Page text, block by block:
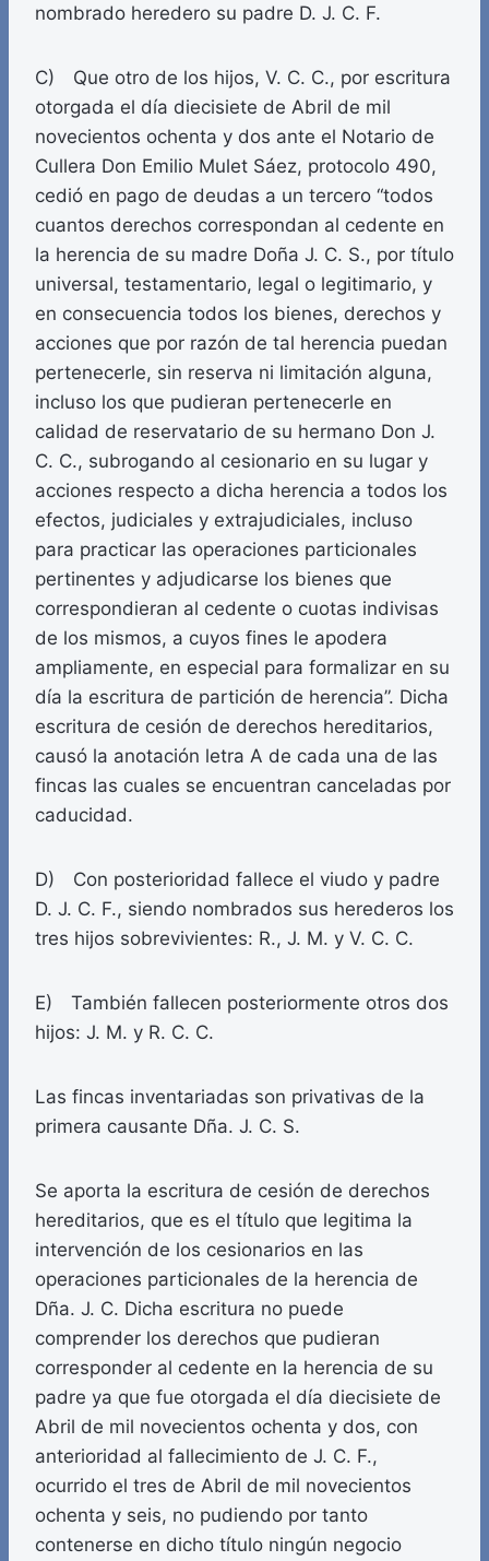
nombrado heredero su padre D. J. C. F.
C) Que otro de los hijos, V. C. C., por escritura
otorgada el día diecisiete de Abril de mil
novecientos ochenta y dos ante el Notario de
Cullera Don Emilio Mulet Sáez, protocolo 490,
cedió en pago de deudas a un tercero “todos
cuantos derechos correspondan al cedente en
la herencia de su madre Doña J. C. S., por título
universal, testamentario, legal o legitimario, y
en consecuencia todos los bienes, derechos y
acciones que por razón de tal herencia puedan
pertenecerle, sin reserva ni limitación alguna,
incluso los que pudieran pertenecerle en
calidad de reservatario de su hermano Don J.
C. C., subrogando al cesionario en su lugar y
acciones respecto a dicha herencia a todos los
efectos, judiciales y extrajudiciales, incluso
para practicar las operaciones particionales
pertinentes y adjudicarse los bienes que
correspondieran al cedente o cuotas indivisas
de los mismos, a cuyos fines le apodera
ampliamente, en especial para formalizar en su
día la escritura de partición de herencia”. Dicha
escritura de cesión de derechos hereditarios,
causó la anotación letra A de cada una de las
fincas las cuales se encuentran canceladas por
caducidad.
D) Con posterioridad fallece el viudo y padre
D. J. C. F., siendo nombrados sus herederos los
tres hijos sobrevivientes: R., J. M. y V. C. C.
E) También fallecen posteriormente otros dos
hijos: J. M. y R. C. C.
Las fincas inventariadas son privativas de la
primera causante Dña. J. C. S.
Se aporta la escritura de cesión de derechos
hereditarios, que es el título que legitima la
intervención de los cesionarios en las
operaciones particionales de la herencia de
Dña. J. C. Dicha escritura no puede
comprender los derechos que pudieran
corresponder al cedente en la herencia de su
padre ya que fue otorgada el día diecisiete de
Abril de mil novecientos ochenta y dos, con
anterioridad al fallecimiento de J. C. F.,
ocurrido el tres de Abril de mil novecientos
ochenta y seis, no pudiendo por tanto
contenerse en dicho título ningún negocio